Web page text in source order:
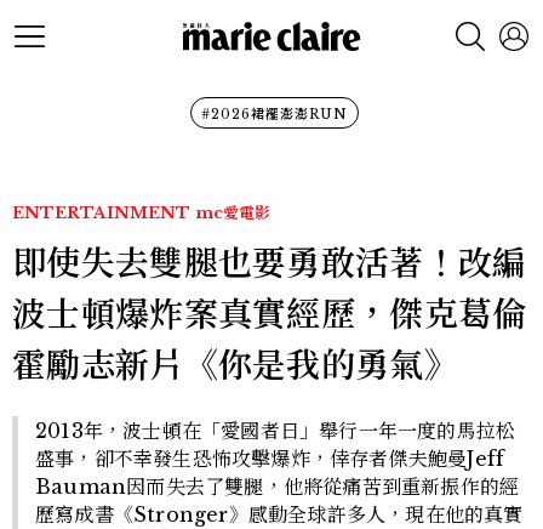
#2026裙襬澎澎RUN
ENTERTAINMENT mc愛電影
即使失去雙腿也要勇敢活著！改編
波士頓爆炸案真實經歷，傑克葛倫
霍勵志新片《你是我的勇氣》
2013年，波士頓在「愛國者日」舉行一年一度的馬拉松
盛事，卻不幸發生恐怖攻擊爆炸，倖存者傑夫鮑曼Jeff
Bauman因而失去了雙腿，他將從痛苦到重新振作的經
歷寫成書《Stronger》感動全球許多人，現在他的真實